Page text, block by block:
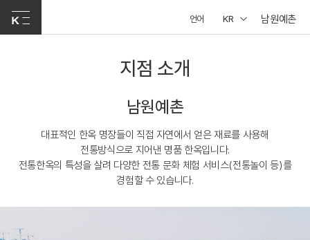
언어 KR 남원예촌
지점 소개
남원예촌
대표적인 한옥 명장들이 직접 자연에서 얻은 재료를 사용해
전통방식으로 지어낸 명품 한옥입니다.
전통한옥의 특성을 살려 다양한 전통 문화 체험 서비스(전통놀이 등)를
경험할 수 있습니다.